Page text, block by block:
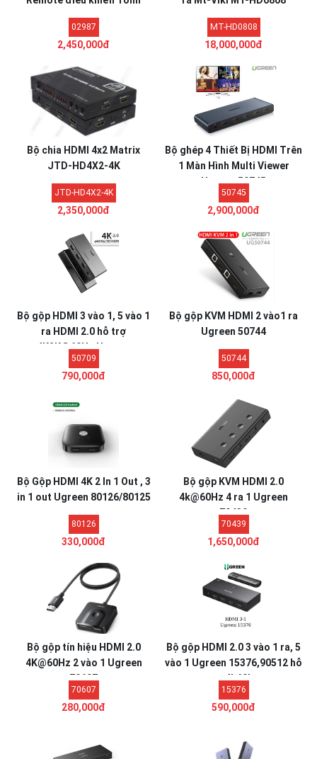
02987
2,450,000đ
MT-HD0808
18,000,000đ
Bộ chia HDMI 4x2 Matrix
JTD-HD4X2-4K
JTD-HD4X2-4K
2,350,000đ
Bộ ghép 4 Thiết Bị HDMI Trên
1 Màn Hình Multi Viewer
Ugreen 50745
50745
2,900,000đ
Bộ gộp HDMI 3 vào 1, 5 vào 1
ra HDMI 2.0 hỗ trợ
4K2K@60Hz Ugreen
50709/50710
50709
790,000đ
Bộ gộp KVM HDMI 2 vào1 ra
Ugreen 50744
50744
850,000đ
Bộ Gộp HDMI 4K 2 In 1 Out , 3
in 1 out Ugreen 80126/80125
80126
330,000đ
Bộ gộp KVM HDMI 2.0
4k@60Hz 4 ra 1 Ugreen
70439
70439
1,650,000đ
Bộ gộp tín hiệu HDMI 2.0
4K@60Hz 2 vào 1 Ugreen
70607
70607
280,000đ
Bộ gộp HDMI 2.0 3 vào 1 ra, 5
vào 1 Ugreen 15376,90512 hỗ
trợ 4k60hz
15376
590,000đ